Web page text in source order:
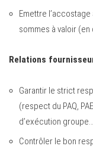
Emettre
sommes à valoir (en
Relations
Garantir le strict
(respect du PAQ,
d’exécution
Contrôler le bon